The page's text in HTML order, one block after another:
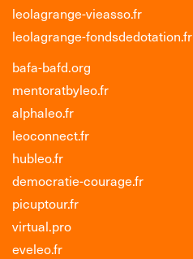
leolagrange-vieasso.fr
leolagrange-fondsdedotation.fr
bafa-bafd.org
mentoratbyleo.fr
alphaleo.fr
leoconnect.fr
hubleo.fr
democratie-courage.fr
picuptour.fr
virtual.pro
eveleo.fr